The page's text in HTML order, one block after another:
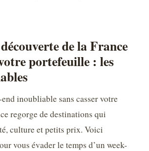
de la France
portefeuille : les
inoubliable sans casser votre
regorge de destinations qui
culture et petits prix. Voici
vous évader le temps d’un week-